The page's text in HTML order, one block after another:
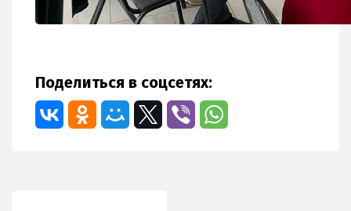
Поделиться в соцсетях: